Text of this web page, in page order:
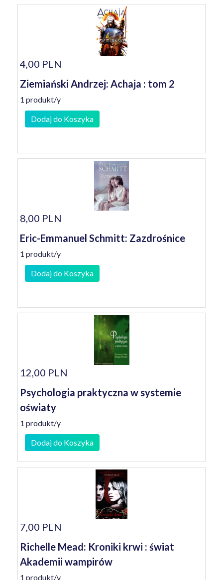
4,00 PLN
Ziemiański Andrzej: Achaja : tom 2
1 produkt/y
Dodaj do Koszyka
8,00 PLN
Eric-Emmanuel Schmitt: Zazdrośnice
1 produkt/y
Dodaj do Koszyka
12,00 PLN
Psychologia praktyczna w systemie
oświaty
1 produkt/y
Dodaj do Koszyka
7,00 PLN
Richelle Mead: Kroniki krwi : świat
Akademii wampirów
1 produkt/y